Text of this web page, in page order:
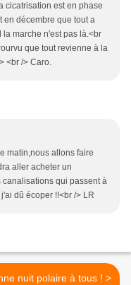
cicatrisation est en phase
en décembre que tout a
marche n'est pas là.<br
que tout revienne à la
<br /> Caro.
matin,nous allons faire
aller acheter un
canalisations qui passent à
dû écoper !!<br /> LR
Bonne nuit polaire à tous ! >